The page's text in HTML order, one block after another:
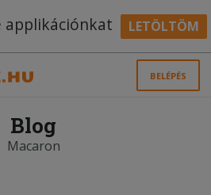
applikációnkat LETÖLTÖM
BELÉPÉS
Blog
Macaron